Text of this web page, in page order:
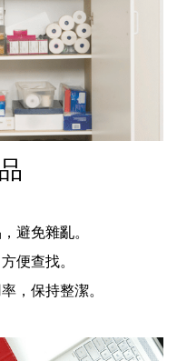
避免雜亂。
便查找。
，保持整潔。